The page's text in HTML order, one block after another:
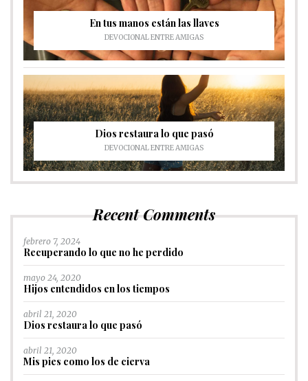
En tus manos están las llaves
DEVOCIONAL ENTRE AMIGAS
Dios restaura lo que pasó
DEVOCIONAL ENTRE AMIGAS
Recent Comments
febrero 7, 2024
Recuperando lo que no he perdido
mayo 24, 2020
Hijos entendidos en los tiempos
abril 21, 2020
Dios restaura lo que pasó
abril 21, 2020
Mis pies como los de cierva